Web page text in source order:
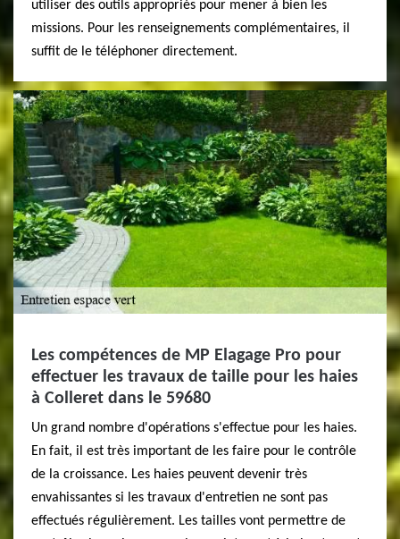
utiliser des outils appropriés pour mener à bien les
missions. Pour les renseignements complémentaires, il
suffit de le téléphoner directement.
Les compétences de MP Elagage Pro pour
effectuer les travaux de taille pour les haies
à Colleret dans le 59680
Un grand nombre d'opérations s'effectue pour les haies.
En fait, il est très important de les faire pour le contrôle
de la croissance. Les haies peuvent devenir très
envahissantes si les travaux d'entretien ne sont pas
effectués régulièrement. Les tailles vont permettre de